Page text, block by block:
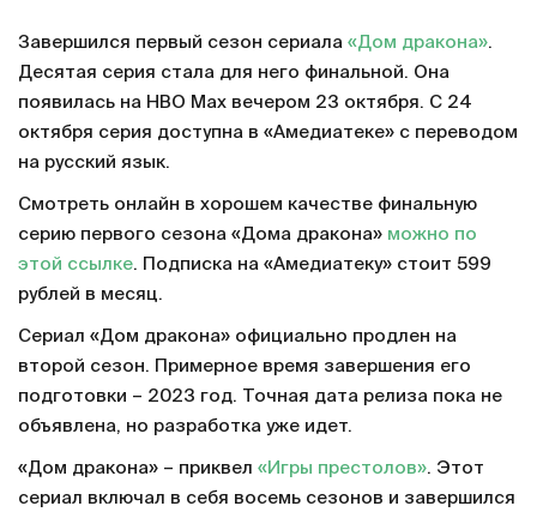
Завершился первый сезон сериала «Дом дракона».
Десятая серия стала для него финальной. Она
появилась на HBO Max вечером 23 октября. С 24
октября серия доступна в «Амедиатеке» с переводом
на русский язык.
Смотреть онлайн в хорошем качестве финальную
серию первого сезона «Дома дракона» можно по
этой ссылке. Подписка на «Амедиатеку» стоит 599
рублей в месяц.
Сериал «Дом дракона» официально продлен на
второй сезон. Примерное время завершения его
подготовки – 2023 год. Точная дата релиза пока не
объявлена, но разработка уже идет.
«Дом дракона» – приквел «Игры престолов». Этот
сериал включал в себя восемь сезонов и завершился